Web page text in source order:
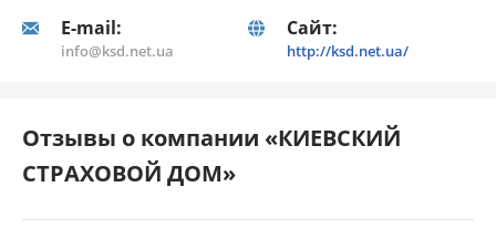
E-mail:
info@ksd.net.ua
Сайт:
http://ksd.net.ua/
Отзывы о компании «КИЕВСКИЙ
СТРАХОВОЙ ДОМ»